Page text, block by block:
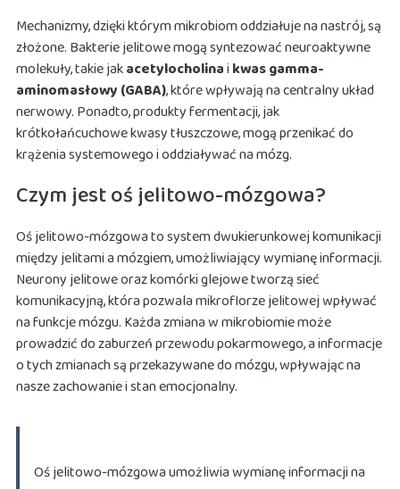
Mechanizmy, dzięki którym mikrobiom oddziałuje na nastrój, są
złożone. Bakterie jelitowe mogą syntezować neuroaktywne
molekuły, takie jakacetylocholinai kwas gamma-
aminomasłowy (GABA), które wpływają na centralny układ
nerwowy. Ponadto, produkty fermentacji, jak
krótkołańcuchowe kwasy tłuszczowe, mogą przenikać do
krążenia systemowego i oddziaływać na mózg.
Czym jest oś jelitowo-mózgowa?
Oś jelitowo-mózgowa to system dwukierunkowej komunikacji
między jelitami a mózgiem, umożliwiający wymianę informacji.
Neurony jelitowe oraz komórki glejowe tworzą sieć
komunikacyjną, która pozwala mikroflorze jelitowej wpływać
na funkcje mózgu. Każda zmiana w mikrobiomie może
prowadzić do zaburzeń przewodu pokarmowego, a informacje
o tych zmianach są przekazywane do mózgu, wpływając na
nasze zachowanie i stan emocjonalny.
Oś jelitowo-mózgowa umożliwia wymianę informacji na